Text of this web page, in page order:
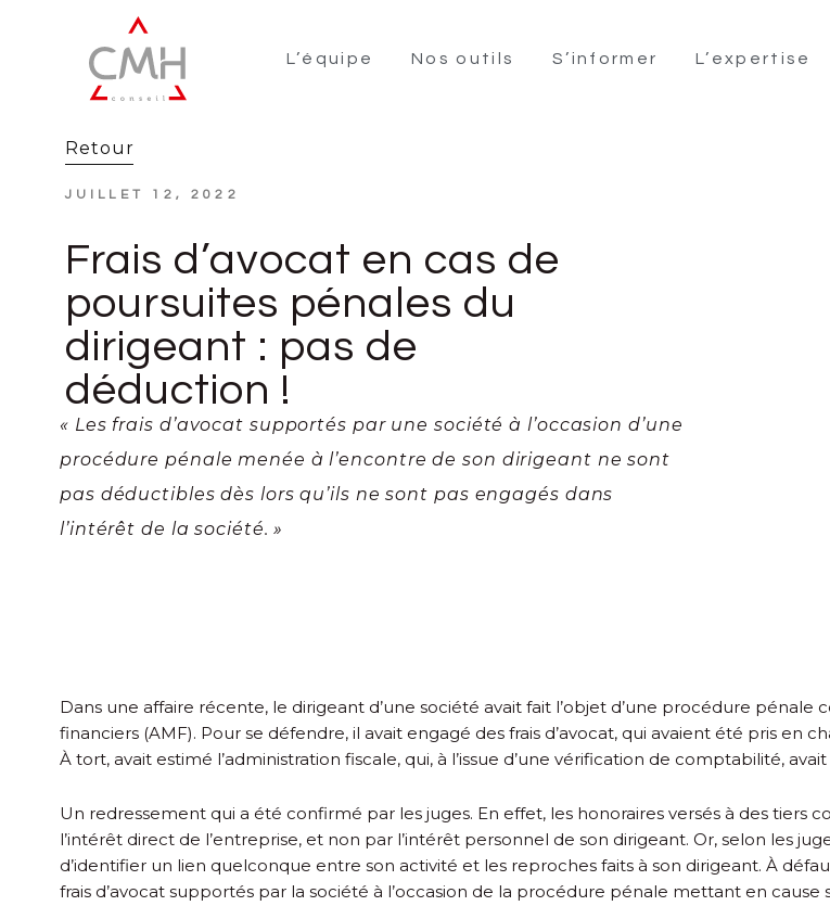
L’équipe Nos outils S’informer L’expertise
Retour
JUILLET 12, 2022
Frais d’avocat en cas de
poursuites pénales du
dirigeant : pas de
déduction !
« Les frais d’avocat supportés par une société à l’occasion d’une
procédure pénale menée à l’encontre de son dirigeant ne sont
pas déductibles dès lors qu’ils ne sont pas engagés dans
l’intérêt de la société. »
Dans une affaire récente, le dirigeant d’une société avait fait l’objet d’une procédure pénale
financiers (AMF). Pour se défendre, il avait engagé des frais d’avocat, qui avaient été pris en
À tort, avait estimé l’administration fiscale, qui, à l’issue d’une vérification de comptabilité,
Un redressement qui a été confirmé par les juges. En effet, les honoraires versés à des tiers
l’intérêt direct de l’entreprise, et non par l’intérêt personnel de son dirigeant. Or, selon les
d’identifier un lien quelconque entre son activité et les reproches faits à son dirigeant. À
frais d’avocat supportés par la société à l’occasion de la procédure pénale mettant en cause